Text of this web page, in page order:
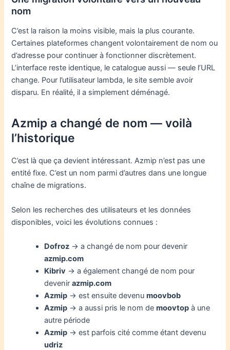
nom
C’est la raison la moins visible, mais la plus courante.
Certaines plateformes changent volontairement de nom ou
d’adresse pour continuer à fonctionner discrètement.
L’interface reste identique, le catalogue aussi — seule l’URL
change. Pour l’utilisateur lambda, le site semble avoir
disparu. En réalité, il a simplement déménagé.
Azmip a changé de nom — voilà
l’historique
C’est là que ça devient intéressant. Azmip n’est pas une
entité fixe. C’est un nom parmi d’autres dans une longue
chaîne de migrations.
Selon les recherches des utilisateurs et les données
disponibles, voici les évolutions connues :
Dofroz → a changé de nom pour devenir
azmip.com
Kibriv → a également changé de nom pour
devenirazmip.com
Azmip → est ensuite devenumoovbob
Azmip → a aussi pris le nom demoovtop à une
autre période
Azmip → est parfois cité comme étant devenu
udriz